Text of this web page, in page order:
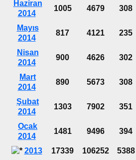
Haziran
2014
1005 4679 308
Mayıs
2014
817 4121 235
Nisan
2014
900 4626 302
Mart
2014
890 5673 308
Şubat
2014
1303 7902 351
Ocak
2014
1481 9496 394
2013 17339 106252 5388